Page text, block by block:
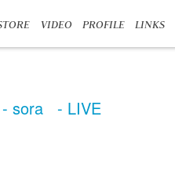
VIDEO PROFILE LINKS
- sora - LIVE